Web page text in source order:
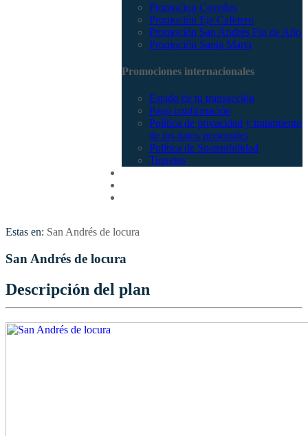
Promocion Coveñas
Promoción Eje Cafetero
Promoción San Andrés Fin de Año
Promoción Santa Marta
Promociones internacionales
Estado de tu transacción
Pago confirmación
Política de privacidad y tratamiento
de los datos personales
Política de Sostenibilidad
Tiquetes
Estas en: San Andrés de locura
San Andrés de locura
Descripción del plan